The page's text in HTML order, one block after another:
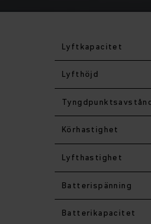
Lyftkapacitet
Lyfthöjd
Körhastighet
Lyfthastighet
Batterispänning
Batterikapacitet